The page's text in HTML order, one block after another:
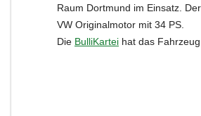
Raum Dortmund im Einsatz.
VW Originalmotor mit 34 PS.
Die BulliKartei hat das